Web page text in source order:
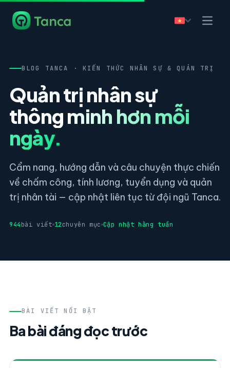
BLOG TANCA · KIẾN THỨC NHÂN SỰ & QUẢN TRỊ
Quản trị nhân sự
thông minh hơn mỗi
ngày.
Cẩm nang, hướng dẫn và câu chuyện thực chiến
về chấm công, tính lương, tuyển dụng và quản
trị nhân tài — cập nhật liên tục từ đội ngũ Tanca.
944bài viết 12chuyên mục Cập nhật hằng tuần
BÀI VIẾT NỔI BẬT
Ba bài đáng đọc trước